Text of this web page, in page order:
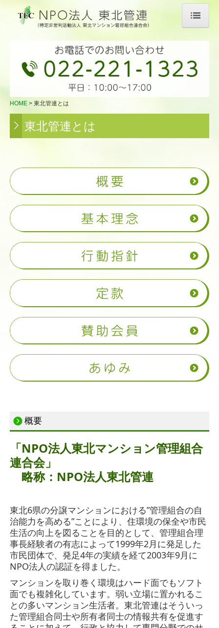
東北管連とは
基本理念
行動指針
賛助会員
会員について
会員特典
国交省補助事業
発行物
M-net
書籍等
リンク
関係先
法令・規約
管理計画認定
HOME 東北管連とは
東北管連とは
概要
「NPO法人東北マンション管理組合
連合会」
略称：NPO法人東北管連
東北6県の分譲マンションにおける”管理組合の自
治能力を高める”ことにより、住環境の保全や市民
生活の向上を図ることを目的として、管理組合理
事長経験者の有志によって1999年2月に発足した
市民団体で、発足4年の実績を経て2003年9月に
NPO法人の認証を得ました。
マンションを取り巻く環境はハード面でもソフト
面でも複雑化しています。弱い立場に置かれるこ
との多いマンション生活者。東北管連はそういっ
た管理組合同士や所有者同士の情報共有を促進す